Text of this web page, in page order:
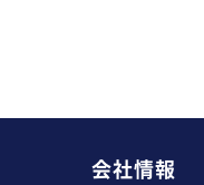
会社情報